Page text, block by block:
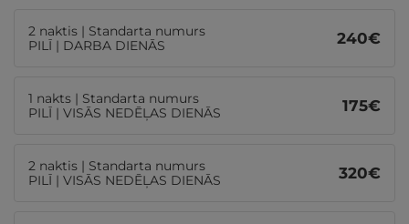
2 naktis | Standarta numurs
PILĪ | DARBA DIENĀS
240€
1 nakts | Standarta numurs
PILĪ | VISĀS NEDĒĻAS DIENĀS
175€
2 naktis | Standarta numurs
PILĪ | VISĀS NEDĒĻAS DIENĀS
320€